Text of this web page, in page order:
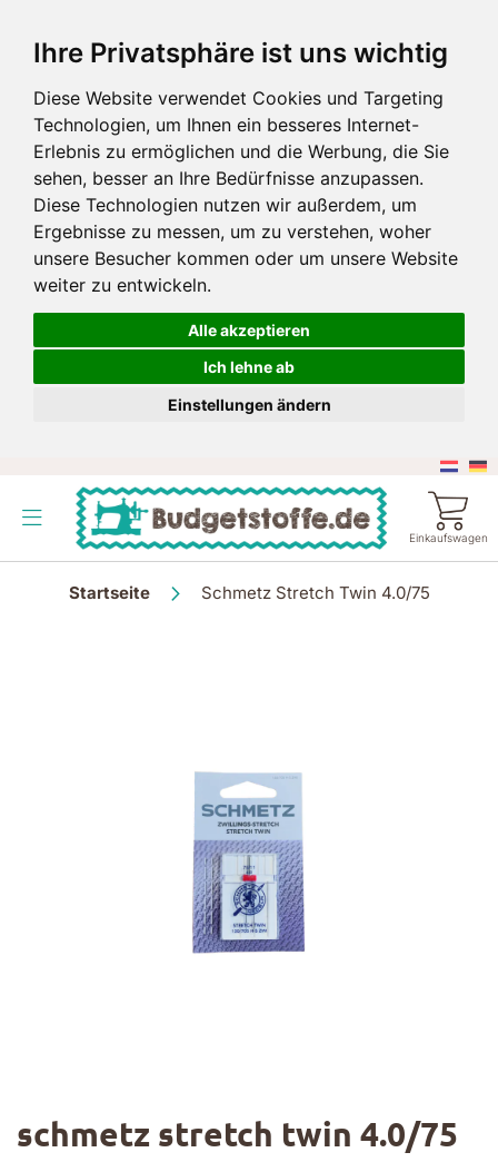
Ihre Privatsphäre ist uns wichtig
Diese Website verwendet Cookies und Targeting
Technologien, um Ihnen ein besseres Internet-
Erlebnis zu ermöglichen und die Werbung, die Sie
sehen, besser an Ihre Bedürfnisse anzupassen.
Diese Technologien nutzen wir außerdem, um
Ergebnisse zu messen, um zu verstehen, woher
unsere Besucher kommen oder um unsere Website
weiter zu entwickeln.
Alle akzeptieren
Ich lehne ab
Einstellungen ändern
Inhalt
springen
Einkaufswagen
Startseite Schmetz Stretch Twin 4.0/75
schmetz stretch twin 4.0/75
Anfang
der